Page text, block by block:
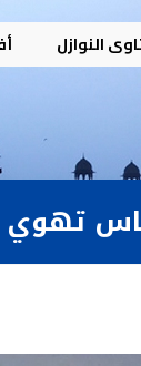
النوازل
تهوي